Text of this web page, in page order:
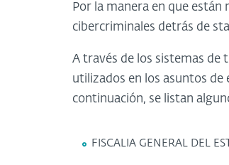
Por la manera en que están
cibercriminales detrás de
A través de los sistemas de
utilizados en los asuntos de
continuación, se listan
FISCALIA GENERAL DEL